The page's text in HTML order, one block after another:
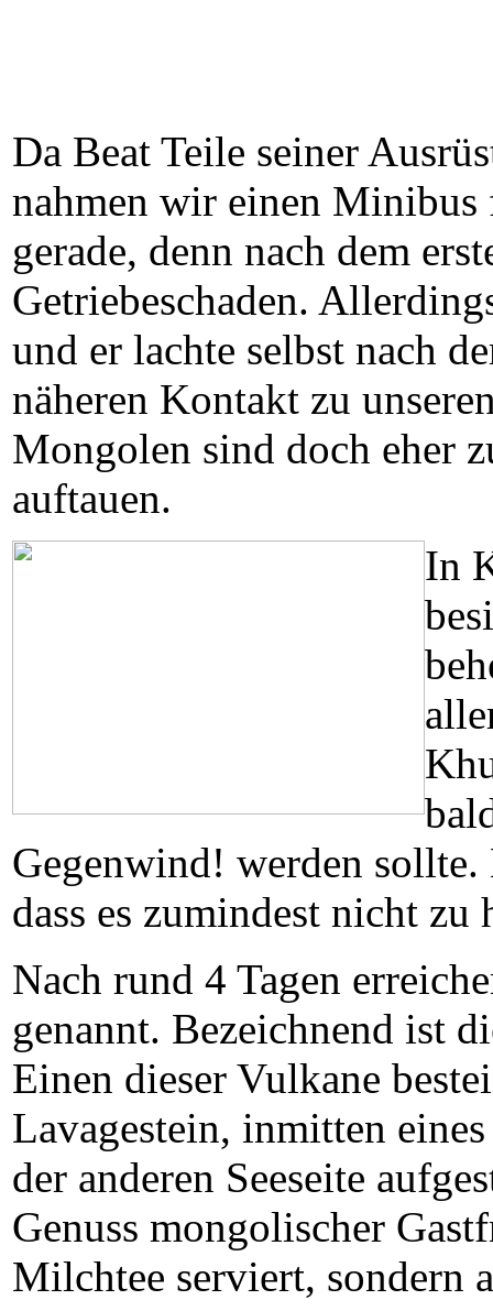
Da Beat Teile seiner
nahmen wir einen Minibus
gerade, denn nach dem
Getriebeschaden.
und er lachte selbst nach
näheren Kontakt zu
Mongolen sind doch eher
auftauen.
In
Gegenwind! werden
dass es zumindest nicht
Nach rund 4 Tagen
genannt. Bezeichnend ist
Einen dieser Vulkane
Lavagestein, inmitten
der anderen Seeseite
Genuss mongolischer
Milchtee serviert, sondern